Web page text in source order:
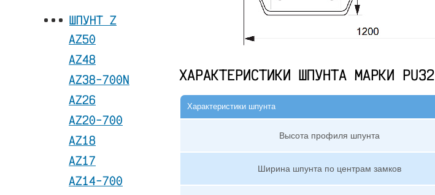
ШПУНТ Z
AZ50
AZ48
AZ38-700N
AZ26
AZ20-700
AZ18
AZ17
AZ14-700
ХАРАКТЕРИСТИКИ ШПУНТА МАРКИ PU32
Характеристики шпунта
Высота профиля шпунта
Ширина шпунта по центрам замков